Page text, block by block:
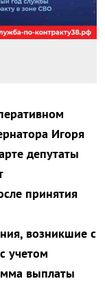
Игоря
депутаты
принятия
возникшие с
учетом
выплаты